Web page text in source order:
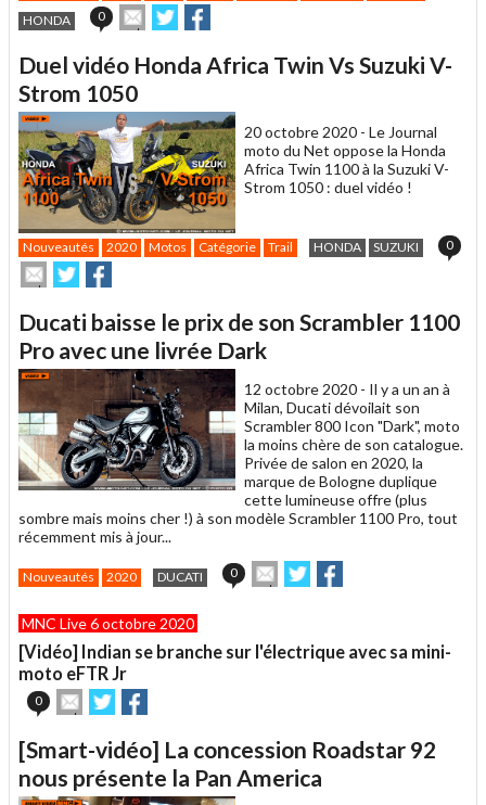
HONDA
0
Envoyer
cet
à
un
ami
Partager
sur sur
Duel vidéo Honda Africa Twin Vs Suzuki V-
Strom 1050
20 octobre 2020 - Le Journal
moto du Net oppose la Honda
Africa Twin 1100 à la Suzuki V-
Strom 1050 : duel vidéo !
Nouveautés 2020 Motos Catégorie Trail HONDA SUZUKI 0
Envoyer
cet
à
un
ami
Partager
sur
sur
Ducati baisse le prix de son Scrambler 1100
Pro avec une livrée Dark
12 octobre 2020 - Il y a un an à
Milan, Ducati dévoilait son
Scrambler 800 Icon "Dark", moto
la moins chère de son catalogue.
Privée de salon en 2020, la
marque de Bologne duplique
cette lumineuse offre (plus
sombre mais moins cher !) à son modèle Scrambler 1100 Pro, tout
récemment mis à jour...
Nouveautés 2020 DUCATI 0
Envoyer
cet
un
ami
Partager
sur sur
MNC Live 6 octobre 2020
[Vidéo] Indian se branche sur l'électrique avec sa mini-
moto eFTR Jr
0
Envoyer
cet
à
un
ami
Partager
sur sur
[Smart-vidéo] La concession Roadstar 92
nous présente la Pan America